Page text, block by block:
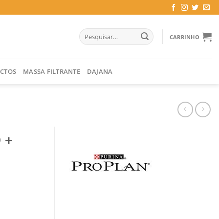
Pesquisar
por:
CARRINHO
MASSA FILTRANTE DAJANA
+